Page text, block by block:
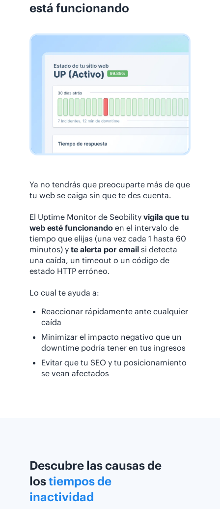
está funcionando
Ya no tendrás que preocuparte más de que
tu web se caiga sin que te des cuenta.
El Uptime Monitor de Seobility vigila que tu
web esté funcionando en el intervalo de
tiempo que elijas (una vez cada 1 hasta 60
minutos) y te alerta por email si detecta
una caída, un timeout o un código de
estado HTTP erróneo.
Lo cual te ayuda a:
Reaccionar rápidamente ante cualquier
caída
Minimizar el impacto negativo que un
downtime podría tener en tus ingresos
Evitar que tu SEO y tu posicionamiento
se vean afectados
Descubre las causas de
lostiempos de
inactividad